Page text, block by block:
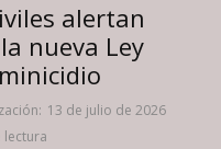
alertan
nueva Ley
13 de julio de 2026
lectura